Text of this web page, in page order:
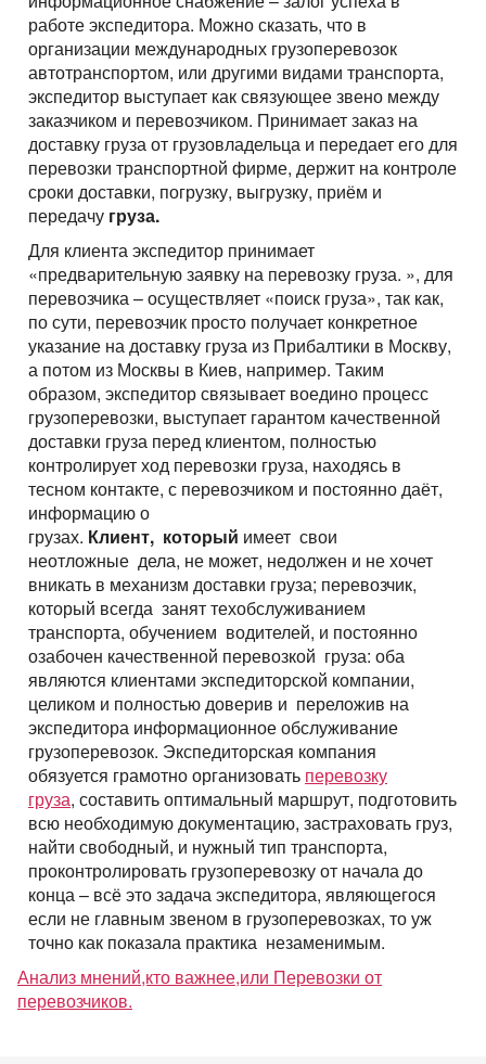
работе экспедитора. Можно сказать, что в
организации международных грузоперевозок
автотранспортом, или другими видами транспорта,
экспедитор выступает как связующее звено между
заказчиком и перевозчиком. Принимает заказ на
доставку груза от грузовладельца и передает его для
перевозки транспортной фирме, держит на контроле
сроки доставки, погрузку, выгрузку, приём и
передачу груза.
Для клиента экспедитор принимает
«предварительную заявку на перевозку груза. », для
перевозчика – осуществляет «поиск груза», так как,
по сути, перевозчик просто получает конкретное
указание на доставку груза из Прибалтики в Москву,
а потом из Москвы в Киев, например. Таким
образом, экспедитор связывает воедино процесс
грузоперевозки, выступает гарантом качественной
доставки груза перед клиентом, полностью
контролирует ход перевозки груза, находясь в
тесном контакте, с перевозчиком и постоянно даёт,
информацию о
грузах. Клиент, который имеет свои
неотложные дела, не может, недолжен и не хочет
вникать в механизм доставки груза; перевозчик,
который всегда занят техобслуживанием
транспорта, обучением водителей, и постоянно
озабочен качественной перевозкой груза: оба
являются клиентами экспедиторской компании,
целиком и полностью доверив и переложив на
экспедитора информационное обслуживание
грузоперевозок. Экспедиторская компания
обязуется грамотно организовать перевозку
груза, составить оптимальный маршрут, подготовить
всю необходимую документацию, застраховать груз,
найти свободный, и нужный тип транспорта,
проконтролировать грузоперевозку от начала до
конца – всё это задача экспедитора, являющегося
если не главным звеном в грузоперевозках, то уж
точно как показала практика незаменимым.
Анализ мнений,кто важнее,или Перевозки от
перевозчиков.